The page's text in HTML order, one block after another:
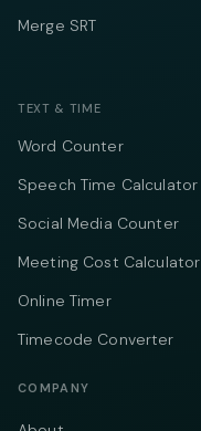
Merge SRT
TEXT & TIME
Word Counter
Speech Time Calculator
Social Media Counter
Meeting Cost Calculator
Online Timer
Timecode Converter
COMPANY